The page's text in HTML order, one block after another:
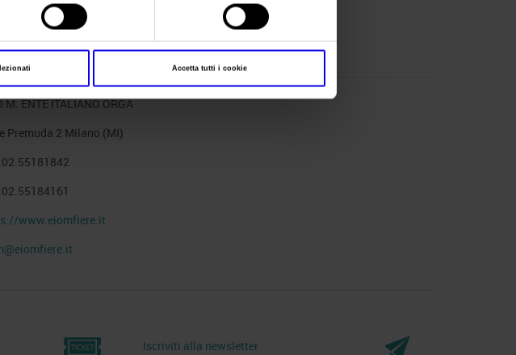
Accetta tutti i cookie
www.exposave.com
ENTE ITALIANO ORGA
Premuda 2 Milano (MI)
www.eiomfiere.it
Iscriviti alla newsletter